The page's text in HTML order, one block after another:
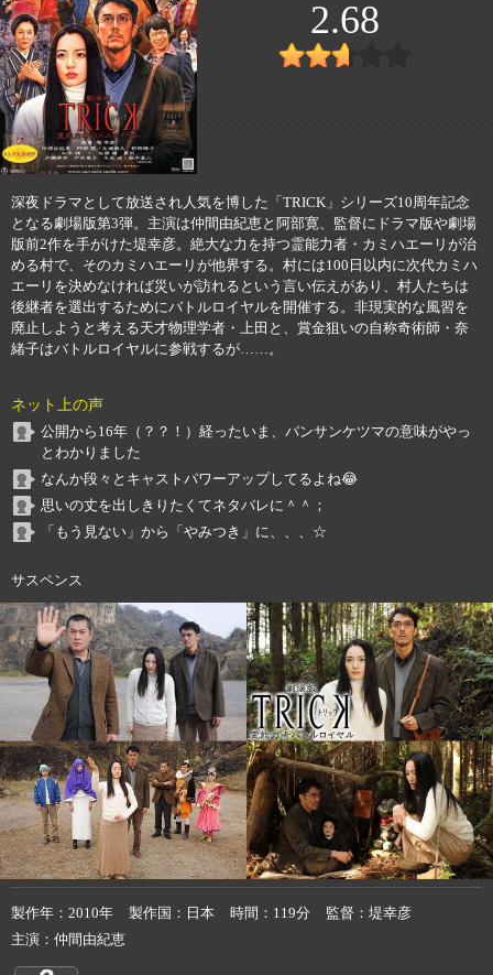
2.68
深夜ドラマとして放送され人気を博した「TRICK」シリーズ10周年記念
となる劇場版第3弾。主演は仲間由紀恵と阿部寛、監督にドラマ版や劇場
版前2作を手がけた堤幸彦。絶大な力を持つ霊能力者・カミハエーリが治
める村で、そのカミハエーリが他界する。村には100日以内に次代カミハ
エーリを決めなければ災いが訪れるという言い伝えがあり、村人たちは
後継者を選出するためにバトルロイヤルを開催する。非現実的な風習を
廃止しようと考える天才物理学者・上田と、賞金狙いの自称奇術師・奈
緒子はバトルロイヤルに参戦するが……。
ネット上の声
公開から16年（？？！）経ったいま、バンサンケツマの意味がやっ
とわかりました
なんか段々とキャストパワーアップしてるよね😂
思いの丈を出しきりたくてネタバレに＾＾；
「もう見ない」から「やみつき」に、、、☆
サスペンス
製作年 2010年 製作国 日本 時間 119分 監督
堤幸彦
主演
仲間由紀恵